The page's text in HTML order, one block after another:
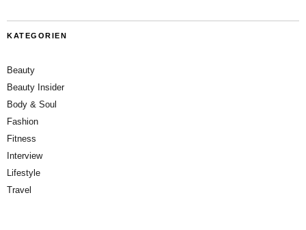
KATEGORIEN
Beauty
Beauty Insider
Body & Soul
Fashion
Fitness
Interview
Lifestyle
Travel